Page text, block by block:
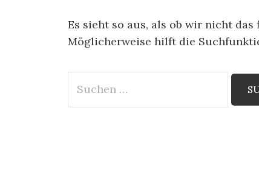
Es sieht so aus, als ob wir nicht
Möglicherweise hilft die
Suche
nach: